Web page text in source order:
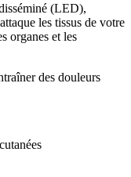
(LED),
les tissus de votre
organes et les
des douleurs